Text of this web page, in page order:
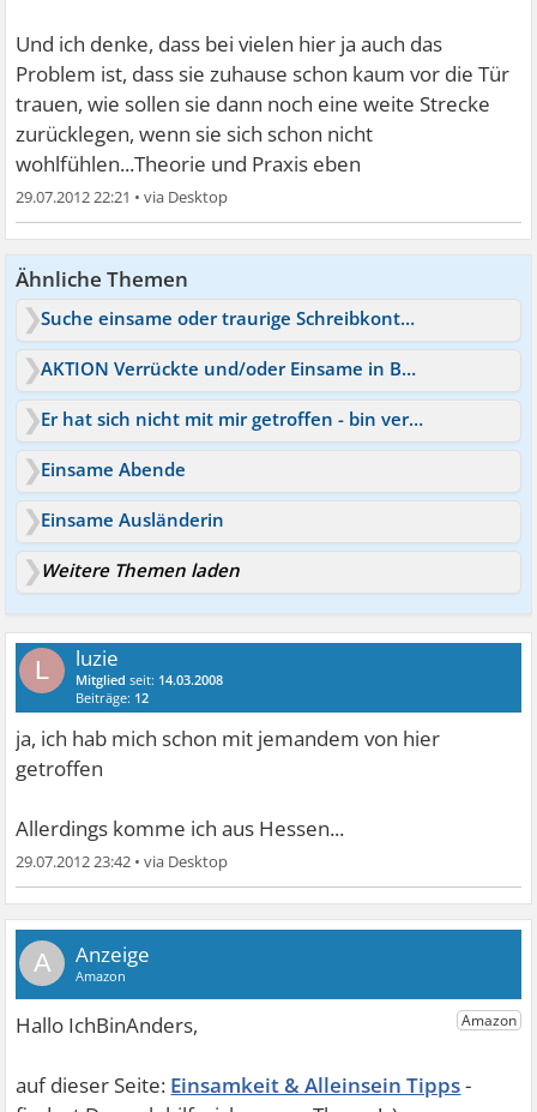
Und ich denke, dass bei vielen hier ja auch das
Problem ist, dass sie zuhause schon kaum vor die Tür
trauen, wie sollen sie dann noch eine weite Strecke
zurücklegen, wenn sie sich schon nicht
wohlfühlen...Theorie und Praxis eben
29.07.2012 22:21 •
Ähnliche Themen
Suche einsame oder traurige Schreibkontakte
AKTION Verrückte und/oder Einsame in Berlin u Umgebung
Er hat sich nicht mit mir getroffen - bin verletzt
Einsame Abende
Einsame Ausländerin
Weitere Themen laden
L luzie
Mitglied seit: 14.03.2008
Beiträge: 12
ja, ich hab mich schon mit jemandem von hier
getroffen
Allerdings komme ich aus Hessen...
29.07.2012 23:42 •
A
Einsamkeit & Alleinsein Tipps